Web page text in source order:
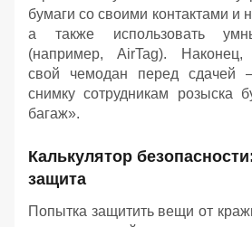
бумаги со своими контактами и
а также использовать
(например, AirTag). Наконец,
свой чемодан перед
снимку сотрудникам розыска
багаж».
Калькулятор
защита
Попытка защитить вещи от